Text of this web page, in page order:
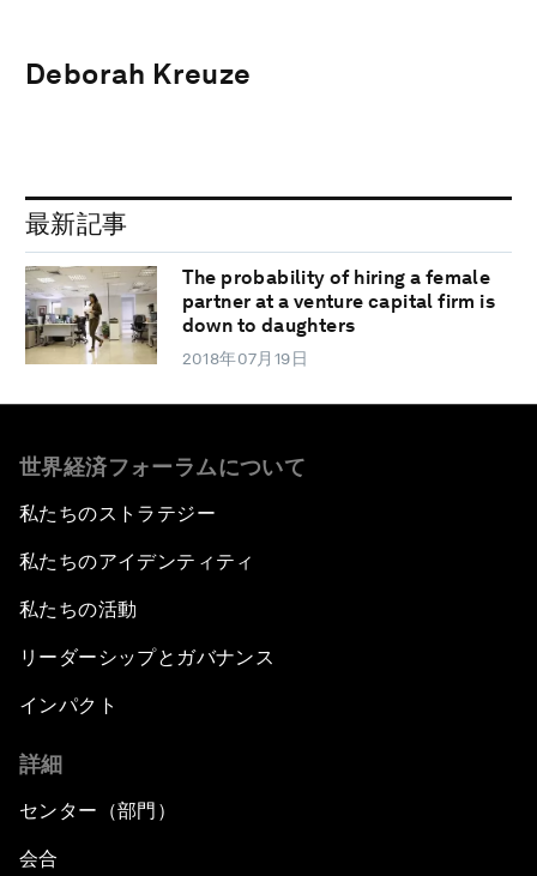
Deborah Kreuze
最新記事
The probability of hiring a female
partner at a venture capital firm is
down to daughters
2018年07月19日
世界経済フォーラムについて
私たちのストラテジー
私たちのアイデンティティ
私たちの活動
リーダーシップとガバナンス
インパクト
詳細
センター（部門）
会合